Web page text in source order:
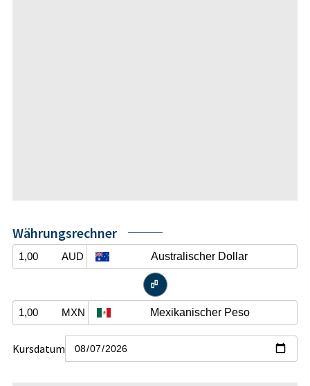
Währungsrechner
AUD Australischer Dollar

MXN Mexikanischer Peso
Kursdatum